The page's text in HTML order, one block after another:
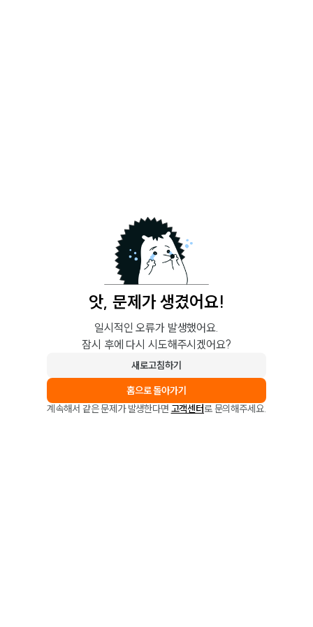
앗, 문제가 생겼어요!
일시적인 오류가 발생했어요.
잠시 후에 다시 시도해주시겠어요?
새로고침하기
홈으로 돌아가기
계속해서 같은 문제가 발생한다면 고객센터로 문의해주세요.